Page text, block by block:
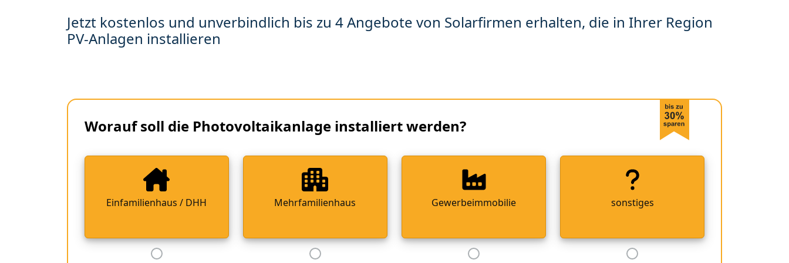
Jetzt kostenlos und unverbindlich bis zu 4 Angebote von Solarfirmen erhalten, die in Ihrer Region
PV-Anlagen installieren
Worauf soll die Photovoltaikanlage installiert werden?
Einfamilienhaus / DHH Mehrfamilienhaus Gewerbeimmobilie sonstiges